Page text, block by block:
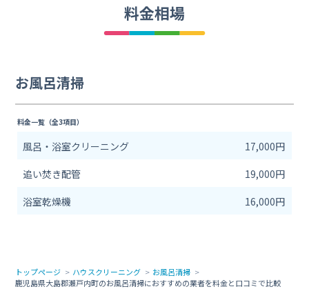
料金相場
お風呂清掃
料金一覧（全3項目）
風呂・浴室クリーニング
17,000円
追い焚き配管
19,000円
浴室乾燥機
16,000円
トップページ ハウスクリーニング
お風呂清掃
鹿児島県大島郡瀬戸内町のお風呂清掃におすすめの業者を料金と口コミで比較